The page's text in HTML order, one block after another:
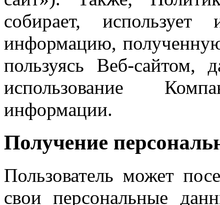
собирает, использует
информацию, полученную
пользуясь Веб-сайтом,
использование
информации.
Получение
Пользователь может
свои персональные